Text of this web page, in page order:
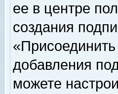
ее в центре
создания
добавления
можете